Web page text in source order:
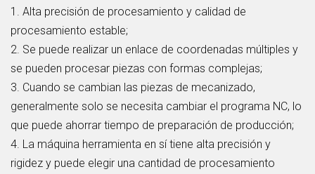
1. Alta precisión de procesamiento y calidad de
procesamiento estable;
2. Se puede realizar un enlace de coordenadas múltiples y
se pueden procesar piezas con formas complejas;
3. Cuando se cambian las piezas de mecanizado,
generalmente solo se necesita cambiar el programa NC, lo
que puede ahorrar tiempo de preparación de producción;
4. La máquina herramienta en sí tiene alta precisión y
rigidez y puede elegir una cantidad de procesamiento